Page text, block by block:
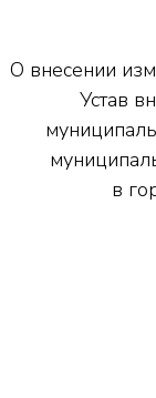
О внесении
Устав
в